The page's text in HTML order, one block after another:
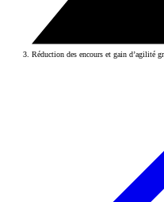
Réduction des encours et gain d’agilité